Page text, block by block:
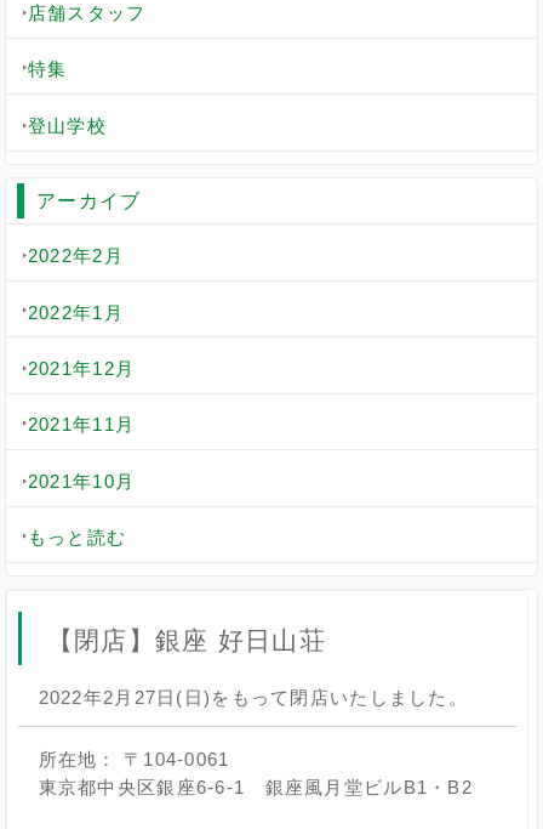
店舗スタッフ
特集
登山学校
アーカイブ
2022年2月
2022年1月
2021年12月
2021年11月
2021年10月
もっと読む
【閉店】銀座 好日山荘
2022年2月27日(日)をもって閉店いたしました。
所在地： 〒104-0061
東京都中央区銀座6-6-1 銀座風月堂ビルB1・B2